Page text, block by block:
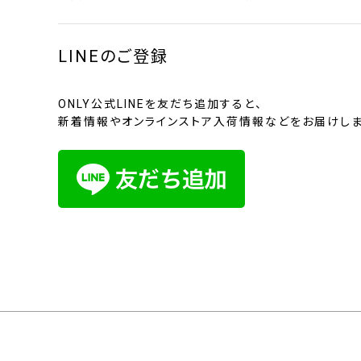
LINEのご登録
ONLY公式LINEを友だち追加すると、
新着情報やオンラインストア入荷情報などをお届けしま